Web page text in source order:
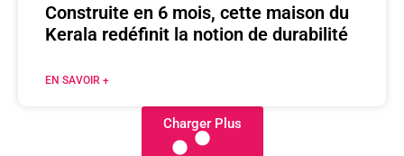
Construite en 6 mois, cette maison du
Kerala redéfinit la notion de durabilité
EN SAVOIR +
Charger Plus